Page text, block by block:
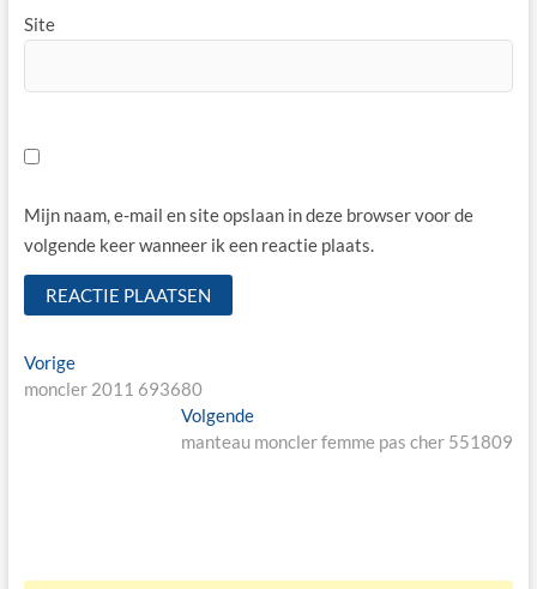
Site
Mijn naam, e-mail en site opslaan in deze browser voor de
volgende keer wanneer ik een reactie plaats.
Bericht
navigatie
VorigeVorige
bericht:
moncler 2011 693680
VolgendeVolgende
bericht:
manteau moncler femme pas cher 551809